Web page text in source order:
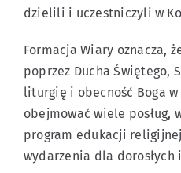
dzielili i uczestniczyli w
Formacja Wiary oznacza,
poprzez Ducha Świętego,
liturgię i obecność Boga
obejmować wiele posług,
program edukacji
wydarzenia dla dorosłych